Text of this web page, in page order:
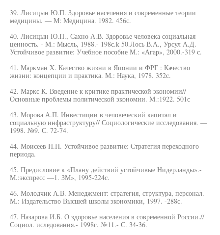
39. Лисицын Ю.П. Здоровье населения и современные теории
медицины. — М: Медицина. 1982. 456с.
40. Лисицын Ю.П., Сахно А.В. Здоровье человека социальная
ценность. - М.: Мысль, 1988.- 198с.k 50.Лось В.А., Урсул А.Д.
Устойчивое развитие: Учебное пособие М.: «Агар», 2000.-319 с.
41. Маркман X. Качество жизни в Японии и ФРГ : Качество
жизни: концепции и практика. М.: Наука, 1978. 352с.
42. Маркс К. Введение к критике практической экономии//
Основные проблемы политической экономии. М.:1922. 501с
43. Морова А.П. Инвестиции в человеческий капитал и
социальную инфраструктуру// Социологические исследования. —
1998. №9. С. 72-74.
44. Моисеев Н.Н. Устойчивое развитие: Стратегия переходного
периода.
45. Предисловие к «Плану действий устойчивые Нидерланды».-
М.:экспресс —1. ЗМ», 1995-224с.
46. Молодчик А.В. Менеджмент: стратегия, структура, персонал.
М.: Издательство Высшей школы экономики, 1997. -288с.
47. Назарова И.Б. О здоровье населения в современной России.//
Социол. иследования.- 1998г. №11.- С. 34-36.